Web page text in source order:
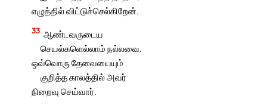
எழுத்தில் விட்டுச்செல்கிறேன்.
33 ஆண்டவருடைய
செயல்களெல்லாம் நல்லவை.
ஒவ்வொரு தேவையையும்
குறித்த காலத்தில் அவர்
நிறைவு செய்வார்.